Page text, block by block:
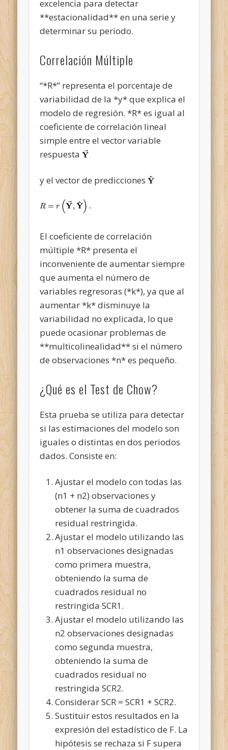
excelencia para detectar
**estacionalidad** en una serie y
determinar su periodo.
Correlación Múltiple
“*R*” representa el porcentaje de
variabilidad de la *y* que explica el
modelo de regresión. *R* es igual al
coeficiente de correlación lineal
simple entre el vector variable
respuesta
y el vector de predicciones
El coeficiente de correlación
múltiple *R* presenta el
inconveniente de aumentar siempre
que aumenta el número de
variables regresoras (*k*), ya que al
aumentar *k* disminuye la
variabilidad no explicada, lo que
puede ocasionar problemas de
**multicolinealidad** si el número
de observaciones *n* es pequeño.
¿Qué es el Test de Chow?
Esta prueba se utiliza para detectar
si las estimaciones del modelo son
iguales o distintas en dos periodos
dados. Consiste en:
Ajustar el modelo con todas las
(n1 + n2) observaciones y
obtener la suma de cuadrados
residual restringida.
Ajustar el modelo utilizando las
n1 observaciones designadas
como primera muestra,
obteniendo la suma de
cuadrados residual no
restringida SCR1.
Ajustar el modelo utilizando las
n2 observaciones designadas
como segunda muestra,
obteniendo la suma de
cuadrados residual no
restringida SCR2.
Considerar SCR = SCR1 + SCR2.
Sustituir estos resultados en la
expresión del estadístico de F. La
hipótesis se rechaza si F supera